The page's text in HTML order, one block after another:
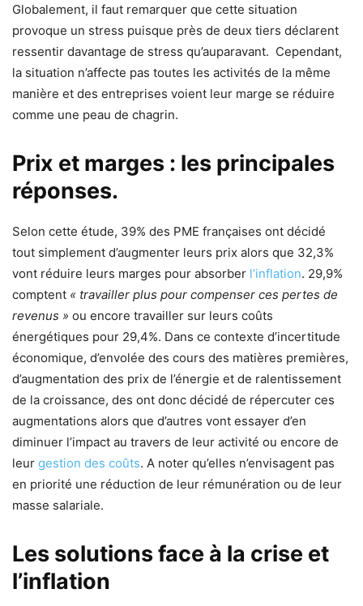
Globalement, il faut remarquer que cette situation
provoque un stress puisque près de deux tiers déclarent
ressentir davantage de stress qu’auparavant. Cependant,
la situation n’affecte pas toutes les activités de la même
manière et des entreprises voient leur marge se réduire
comme une peau de chagrin.
Prix et marges : les principales
réponses.
Selon cette étude, 39% des PME françaises ont décidé
tout simplement d’augmenter leurs prix alors que 32,3%
vont réduire leurs marges pour absorber l’inflation. 29,9%
comptent « travailler plus pour compenser ces pertes de
revenus » ou encore travailler sur leurs coûts
énergétiques pour 29,4%. Dans ce contexte d’incertitude
économique, d’envolée des cours des matières premières,
d’augmentation des prix de l’énergie et de ralentissement
de la croissance, des ont donc décidé de répercuter ces
augmentations alors que d’autres vont essayer d’en
diminuer l’impact au travers de leur activité ou encore de
leur gestion des coûts. A noter qu’elles n’envisagent pas
en priorité une réduction de leur rémunération ou de leur
masse salariale.
Les solutions face à la crise et
l’inflation